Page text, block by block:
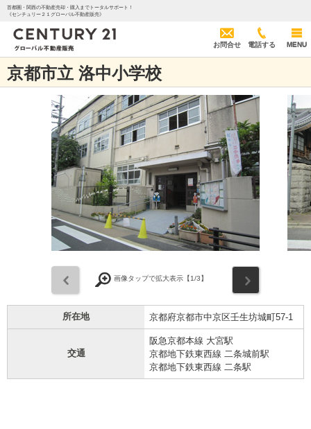
首都圏・関西の不動産売却・購入までトータルサポート！
《センチュリー２１グローバル不動産販売》
お問合せ 電話する MENU
京都市立 洛中小学校
画像タップで拡大表示【1/3】
所在地 京都府京都市中京区壬生坊城町57-1
交通
阪急京都本線 大宮駅
京都地下鉄東西線 二条城前駅
京都地下鉄東西線 二条駅